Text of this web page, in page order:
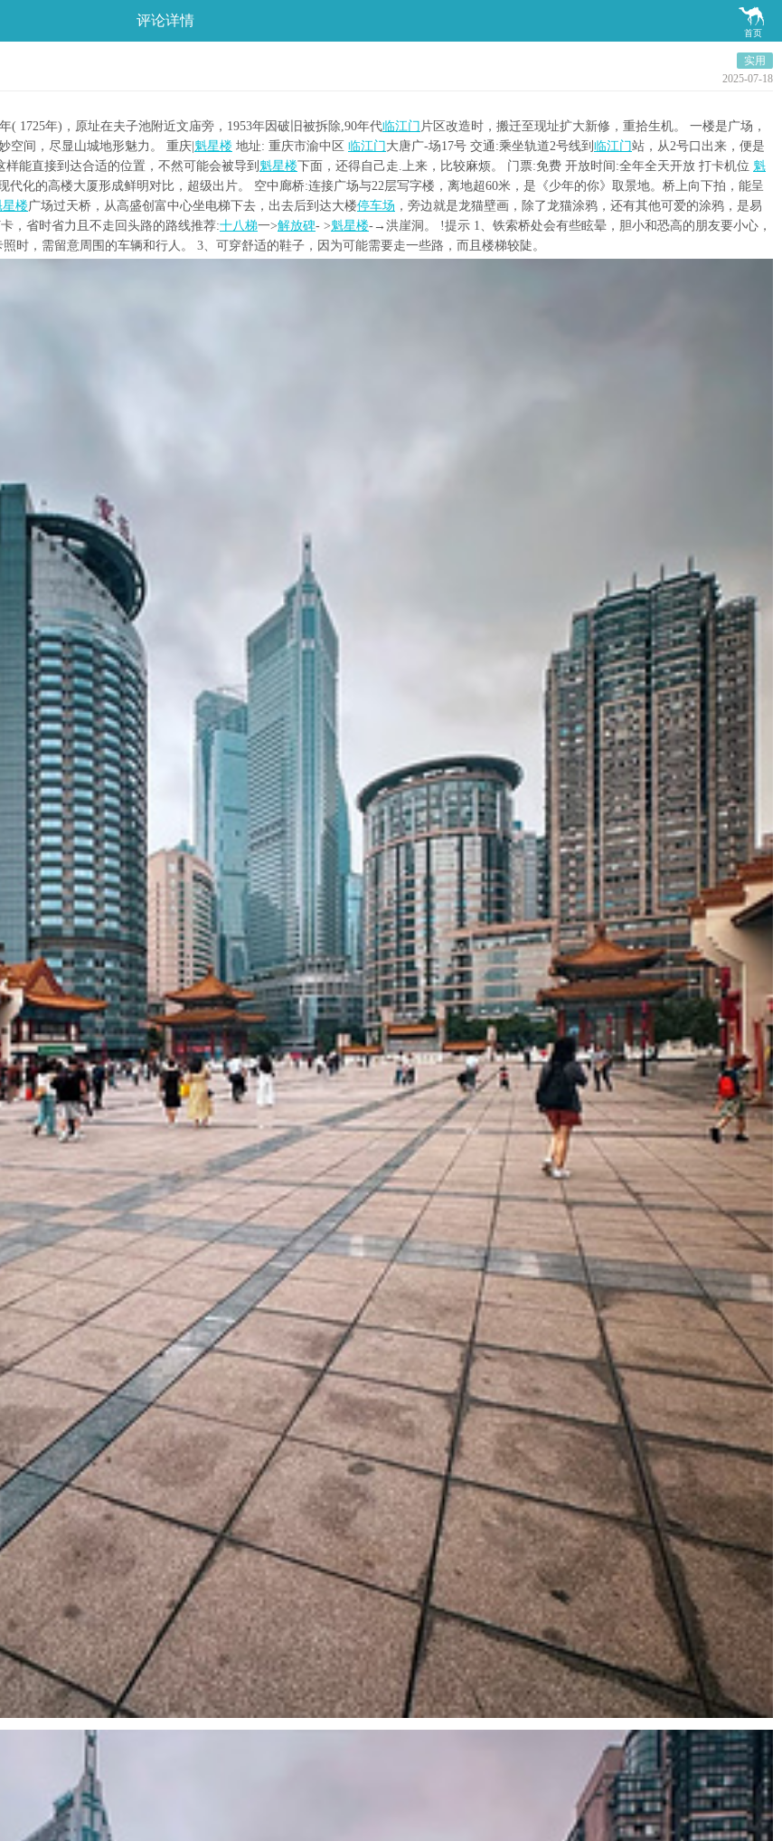

首页
评论详情
实用
2025-07-18
( 1725年)，原址在夫子池附近文庙旁，1953年因破旧被拆除,90年代临江门 片区改造时，搬迁至现址扩大新修，重拾生机。 一楼是广场，
空间，尽显山城地形魅力。 重庆| 魁星楼 地址: 重庆市渝中区 临江门 大唐广-场17号 交通:乘坐轨道2号线到 临江门站，从2号口出来，便是
样能直接到达合适的位置，不然可能会被导到 魁星楼下面，还得自己走.上来，比较麻烦。 门票:免费 开放时间:全年全天开放 打卡机位 魁
化的高楼大厦形成鲜明对比，超级出片。 空中廊桥:连接广场与22层写字楼，离地超60米，是《少年的你》取景地。桥上向下拍，能呈
星楼广场过天桥，从高盛创富中心坐电梯下去，出去后到达大楼停车场 ，旁边就是龙猫壁画，除了龙猫涂鸦，还有其他可爱的涂鸦，是易
，省时省力且不走回头路的路线推荐:十八梯一>解放碑- >魁星楼-→洪崖洞。 !提示 1、铁索桥处会有些眩晕，胆小和恐高的朋友要小心，
时，需留意周围的车辆和行人。 3、可穿舒适的鞋子，因为可能需要走一些路，而且楼梯较陡。